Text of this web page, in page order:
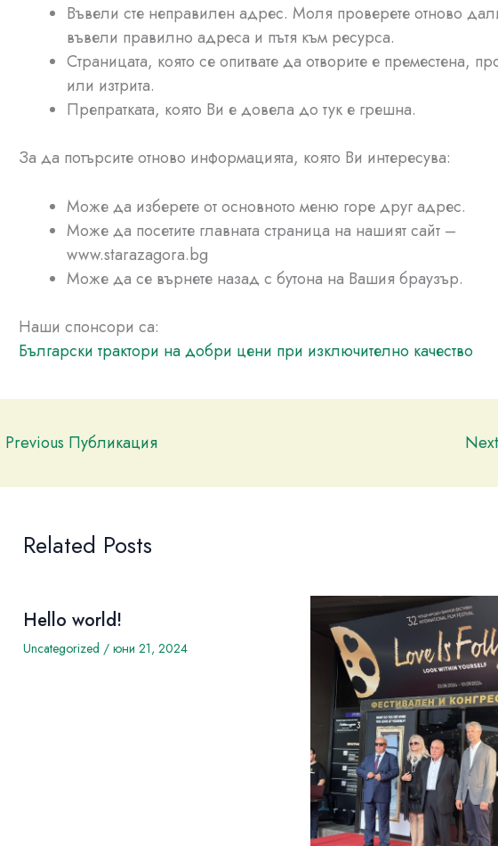
Въвели сте неправилен адрес. Моля проверете отново
въвели правилно адреса и пътя към ресурса.
Страницата, която се опитвате да отворите е преместена,
или изтрита.
Препратката, която Ви е довела до тук е грешна.
За да потърсите отново информацията, която Ви интересува:
Може да изберете от основното меню горе друг адрес.
Може да посетите главната страница на нашият сайт –
www.starazagora.bg
Може да се върнете назад с бутона на Вашия браузър.
Наши спонсори са:
Български трактори на добри цени при изключително качество
Previous Публикация
Related Posts
Hello world!
Uncategorized / юни 21, 2024